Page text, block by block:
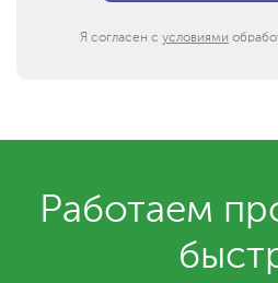
Я согласен с условиями
Работаем